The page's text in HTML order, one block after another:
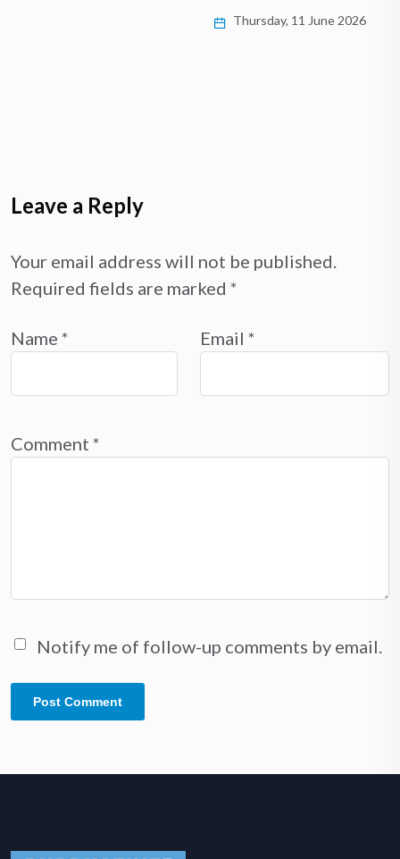
Thursday, 11 June 2026
Leave a Reply
Your email address will not be published.
Required fields are marked *
Name * Email *
Comment *
Notify me of follow-up comments by email.